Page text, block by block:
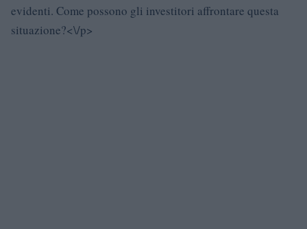
evidenti. Come possono gli investitori affrontare questa
situazione?<\/p>